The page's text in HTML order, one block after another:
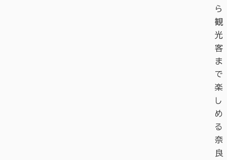
ら
観
光
客
ま
で
楽
し
め
る
奈
良